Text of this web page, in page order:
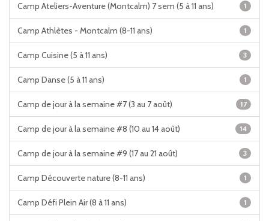
Camp Ateliers-Aventure (Montcalm) 7 sem (5 à 11 ans) 1
Camp Athlètes - Montcalm (8-11 ans) 1
Camp Cuisine (5 à 11 ans) 3
Camp Danse (5 à 11 ans) 1
Camp de jour à la semaine #7 (3 au 7 août) 17
Camp de jour à la semaine #8 (10 au 14 août) 14
Camp de jour à la semaine #9 (17 au 21 août) 3
Camp Découverte nature (8-11 ans) 1
Camp Défi Plein Air (8 à 11 ans) 1